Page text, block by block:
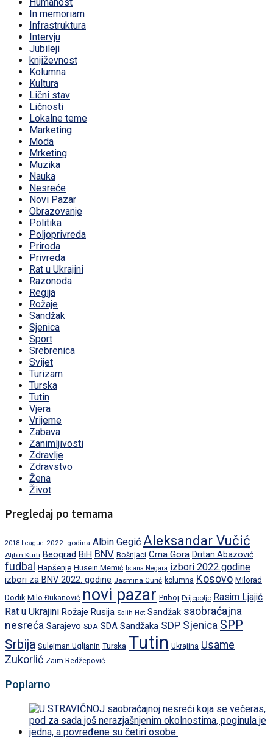
In memoriam
Infrastruktura
Intervju
Jubileji
književnost
Kolumna
Kultura
Lični stav
Ličnosti
Lokalne teme
Marketing
Moda
Mrketing
Muzika
Nauka
Nesreće
Novi Pazar
Obrazovanje
Politika
Poljoprivreda
Priroda
Privreda
Rat u Ukrajini
Razonoda
Regija
Rožaje
Sandžak
Sjenica
Sport
Srebrenica
Svijet
Turizam
Turska
Tutin
Vjera
Vrijeme
Zabava
Zanimljivosti
Zdravlje
Zdravstvo
Žena
Život
Pregledaj po temama
2018 League 2022. godina Albin Gegić Aleksandar Vučić
Aljbin Kurti Beograd BiH BNV Bošnjaci Crna Gora Dritan Abazović
fudbal Hapšenje Husein Memić Istana Negara izbori 2022.godine
izbori za BNV 2022. godine Jasmina Curić kolumna Kosovo Milorad
Dodik Milo Đukanović novi pazar Priboj Prijepolje Rasim Ljajić
Rat u Ukrajini Rožaje Rusija Salih Hot Sandžak saobraćajna
nesreća Sarajevo SDA SDA Sandžaka SDP Sjenica SPP
Srbija Sulejman Ugljanin Turska Tutin Ukrajina Usame
Zukorlić Zaim Redžepović
Poplarno